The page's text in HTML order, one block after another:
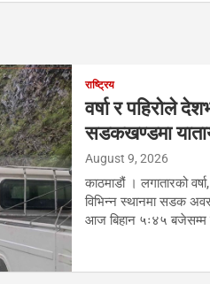
राष्ट्रिय
वर्षा र पहिरोले
सडकखण्डमा
August 9, 2026
काठमाडौं । लगातारको
विभिन्न स्थानमा सडक
आज बिहान ५ः४५ बजेसम्म